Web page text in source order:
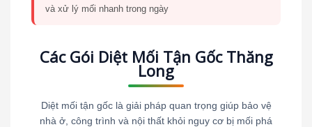
và xử lý mối nhanh trong ngày
Các Gói Diệt Mối Tận Gốc Thăng
Long
Diệt mối tận gốc là giải pháp quan trọng giúp bảo vệ
nhà ở, công trình và nội thất khỏi nguy cơ bị mối phá